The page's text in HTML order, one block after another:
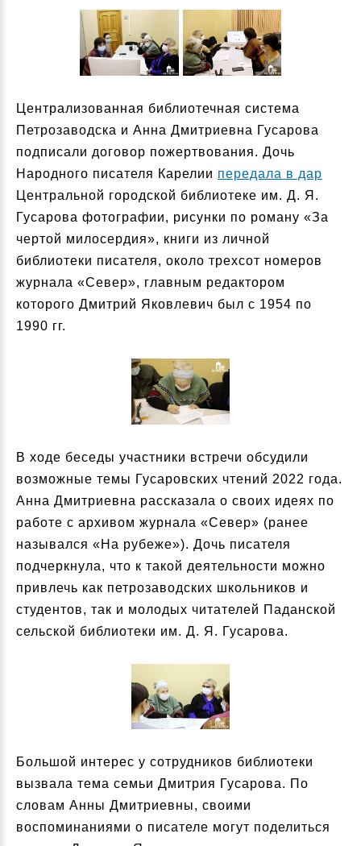
Централизованная библиотечная система
Петрозаводска и Анна Дмитриевна Гусарова
подписали договор пожертвования. Дочь
Народного писателя Карелии передала в дар
Центральной городской библиотеке им. Д. Я.
Гусарова фотографии, рисунки по роману «За
чертой милосердия», книги из личной
библиотеки писателя, около трехсот номеров
журнала «Север», главным редактором
которого Дмитрий Яковлевич был с 1954 по
1990 гг.
В ходе беседы участники встречи обсудили
возможные темы Гусаровских чтений 2022 года.
Анна Дмитриевна рассказала о своих идеях по
работе с архивом журнала «Север» (ранее
назывался «На рубеже»). Дочь писателя
подчеркнула, что к такой деятельности можно
привлечь как петрозаводских школьников и
студентов, так и молодых читателей Паданской
сельской библиотеки им. Д. Я. Гусарова.
Большой интерес у сотрудников библиотеки
вызвала тема семьи Дмитрия Гусарова. По
словам Анны Дмитриевны, своими
воспоминаниями о писателе могут поделиться